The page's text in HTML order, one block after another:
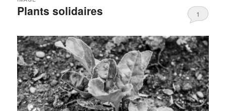
Plants solidaires 1